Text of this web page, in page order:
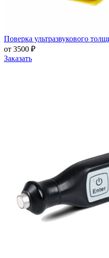
Поверка ультразвукового
от 3500 ₽
Заказать